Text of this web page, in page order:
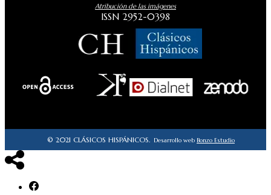
Atribución de las imágenes
ISSN 2952-0398
© 2021 CLÁSICOS HISPÁNICOS. Desarrollo web Bonzo Estudio